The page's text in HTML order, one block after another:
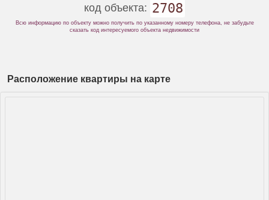
код объекта: 2708
Всю информацию по объекту можно получить по указанному номеру телефона, не забудьте
сказать код интересуемого объекта недвижимости
Расположение квартиры на карте